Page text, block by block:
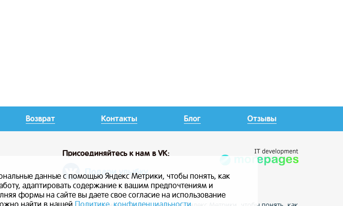
Возврат Контакты Блог Отзывы
Присоединяйтесь к нам в VK:
Подари улыбку
данные с помощью Яндекс Метрики, чтобы понять, как
адаптировать содержание к вашим предпочтениям и
формы на сайте вы даете свое согласие на использование